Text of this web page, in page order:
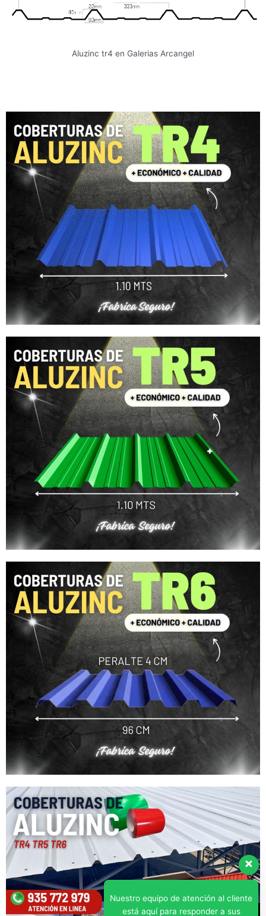
Aluzinc tr4 en Galerias Arcangel
Nuestro equipo de atención al cliente
está aquí para responder a sus